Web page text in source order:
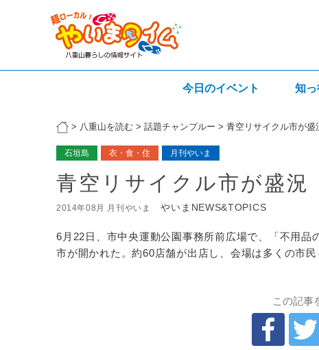
今日のイベント 知っ
> 八重山を読む > 話題チャンプルー > 青空リサイクル市が盛
石垣島 衣・食・住 月刊やいま
青空リサイクル市が盛況
2014年08月 月刊やいま やいまNEWS&TOPICS
6月22日、市中央運動公園事務所前広場で、「不用
市が開かれた。約60店舗が出店し、会場は多くの市民
この記事